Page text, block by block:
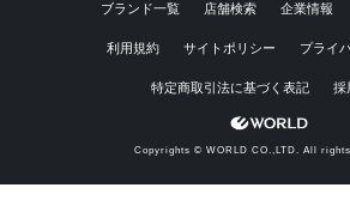
ブランド一覧 店舗検索 企業情報
利用規約 サイトポリシー プライ
特定商取引法に基づく表記 採
Copyrights © WORLD CO.,LTD. All rights